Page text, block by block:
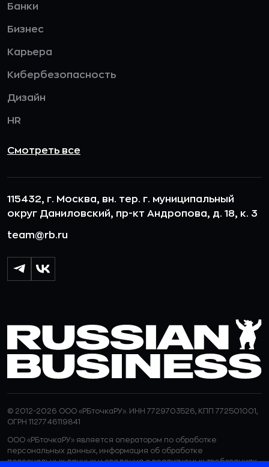
Банки
Бизнес
Карьера
Кибербезопасность
Дизайн
HR
Смотреть все
115432, г. Москва, вн. тер. г. муниципальный
округ Даниловский, пр-кт Андропова, д. 18, к. 3
team@rb.ru
© 2012-2026 ООО «РБточкаРУ». ИНН 7729703526, КПП 772501001,
ОГРН 1127746119841
ООО «РБточкаРУ» является оператором по обработке
персональных данных, информация об обработке
персональных данных и сведения о реализуемых требованиях